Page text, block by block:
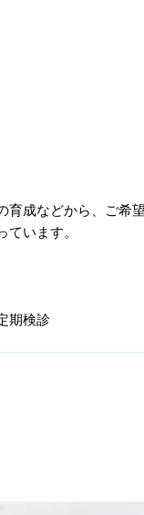
育成などから、ご希
います。
期検診